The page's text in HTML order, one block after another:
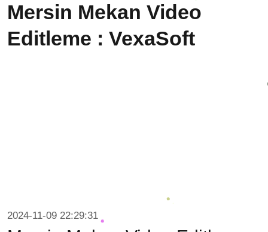
Mersin Mekan Video
Editleme : VexaSoft
2024-11-09 22:29:31